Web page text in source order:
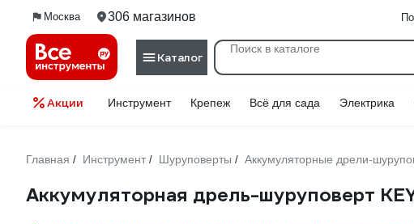
Москва 306 магазинов
Каталог
Акции Инструмент Крепеж Всё для сада Электрика
Главная / Инструмент / Шуруповерты / Аккумуляторные дрели-
Аккумуляторная дрель-шуруповерт